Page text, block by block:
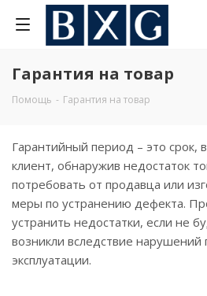
Гарантия на товар
Помощь - Гарантия на товар
Гарантийный период – это срок,
клиент, обнаружив недостаток
потребовать от продавца или
меры по устранению дефекта.
устранить недостатки, если не
возникли вследствие нарушений
эксплуатации.